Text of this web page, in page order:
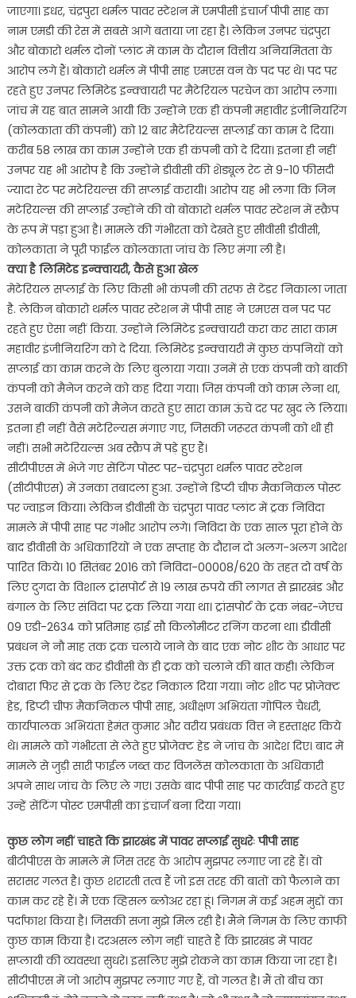
जाएगा। इधर, चंद्रपुरा थर्मल पावर स्टेशन में एमपीसी इंचार्ज पीपी साह का
नाम एमडी की रेस में सबसे आगे बताया जा रहा है। लेकिन उनपर चंद्रपुरा
और बोकारो थर्मल दोनों प्लांट में काम के दौरान वित्तीय अनियमितता के
आरोप लगे हैं। बोकारो थर्मल में पीपी साह एमएस वन के पद पर थे। पद पर
रहते हुए उनपर लिमिटेड इन्क्वायरी पर मैटेरियल परचेज का आरोप लगा।
जांच में यह बात सामने आयी कि उन्होंने एक ही कंपनी महावीर इंजीनियरिंग
(कोलकाता की कंपनी) को 12 बार मैटेरियल्स सप्लाई का काम दे दिया।
करीब 58 लाख का काम उन्होंने एक ही कंपनी को दे दिया। इतना ही नहीं
उनपर यह भी आरोप है कि उन्होंने डीवीसी की शेड्यूल रेट से 9-10 फीसदी
ज्यादा रेट पर मटेरियल्स की सप्लाई करायी। आरोप यह भी लगा कि जिन
मटेरियल्स की सप्लाई उन्होंने की वो बोकारो थर्मल पावर स्टेशन में स्क्रैप
के रूप में पड़ा हुआ है। मामले की गंभीरता को देखते हुए सीवीसी डीवीसी,
कोलकाता ने पूरी फाईल कोलकाता जांच के लिए मंगा ली है।
क्या है लिमिटेड इन्क्वायरी, कैसे हुआ खेल
मेटेरियल सप्लाई के लिए किसी भी कंपनी की तरफ से टेंडर निकाला जाता
है. लेकिन बोकारो थर्मल पावर स्टेशन में पीपी साह ने एमएस वन पद पर
रहते हुए ऐसा नहीं किया. उन्होंने लिमिटेड इन्क्वायरी करा कर सारा काम
महावीर इंजीनियरिंग को दे दिया. लिमिटेड इन्क्वायरी में कुछ कंपनियों को
सप्लाई का काम करने के लिए बुलाया गया। उनमें से एक कंपनी को बाकी
कंपनी को मैनेज करने को कह दिया गया। जिस कंपनी को काम लेना था,
उसने बाकी कंपनी को मैनेज करते हुए सारा काम ऊंचे दर पर खुद ले लिया।
इतना ही नहीं वैसे मटेरिल्यस मंगाए गए, जिसकी जरूरत कंपनी को थी ही
नहीं। सभी मटेरियल्स अब स्क्रैप में पड़े हुए हैं।
सीटीपीएस में भेजे गए सेंटिंग पोस्ट पर-चंद्रपुरा थर्मल पावर स्टेशन
(सीटीपीएस) में उनका तबादला हुआ. उन्होंने डिप्टी चीफ मैकनिकल पोस्ट
पर ज्वाइन किया। लेकिन डीवीसी के चंद्रपुरा पावर प्लांट में ट्रक निविदा
मामले में पीपी साह पर गंभीर आरोप लगे। निविदा के एक साल पूरा होने के
बाद डीवीसी के अधिकारियों ने एक सप्ताह के दौरान दो अलग-अलग आदेश
पारित किये। 10 सितंबर 2016 को निविदा-00008/620 के तहत दो वर्ष के
लिए दुगदा के विशाल ट्रांसपोर्ट से 19 लाख रुपये की लागत से झारखंड और
बंगाल के लिए संविदा पर ट्रक लिया गया था। ट्रांसपोर्ट के ट्रक नंबर-जेएच
09 एडी-2634 को प्रतिमाह ढ़ाई सौ किलोमीटर रनिंग करना था। डीवीसी
प्रबंधन ने नौ माह तक ट्रक चलाये जाने के बाद एक नोट शीट के आधार पर
उक्त ट्रक को बंद कर डीवीसी के ही ट्रक को चलाने की बात कही। लेकिन
दोबारा फिर से ट्रक के लिए टेंडर निकाल दिया गया। नोट शीट पर प्रोजेक्ट
हेड, डिप्टी चीफ मैकनिकल पीपी साह, अधीक्षण अभियंता गोपिल चैधरी,
कार्यपालक अभियंता हेमंत कुमार और वरीय प्रबंधक वित्त ने हस्ताक्षर किये
थे। मामले को गंभीरता से लेते हुए प्रोजेक्ट हेड ने जांच के आदेश दिए। बाद में
मामले से जुड़ी सारी फाईल जब्त कर विजलेंस कोलकाता के अधिकारी
अपने साथ जांच के लिए ले गए। उसके बाद पीपी साह पर कार्रवाई करते हुए
उन्हें सेंटिंग पोस्ट एमपीसी का इंचार्ज बना दिया गया।
कुछ लोग नहीं चाहते कि झारखंड में पावर सप्लाई सुधरेः पीपी साह
बीटीपीएस के मामले में जिस तरह के आरोप मुझपर लगाए जा रहे हैं। वो
सरासर गलत है। कुछ शरारती तत्व हैं जो इस तरह की बातों को फैलाने का
काम कर रहे हैं। मैं एक व्हिसल ब्लोअर रहा हूं। निगम में कई अहम मुद्दों का
पर्दाफाश किया है। जिसकी सजा मुझे मिल रही है। मैंने निगम के लिए काफी
कुछ काम किया है। दरअसल लोग नहीं चाहते हैं कि झारखंड में पावर
सप्लायी की व्यवस्था सुधरे। इसलिए मुझे रोकने का काम किया जा रहा है।
सीटीपीएस में जो आरोप मुझपर लगाए गए हैं, वो गलत है। मैं तो बीच का